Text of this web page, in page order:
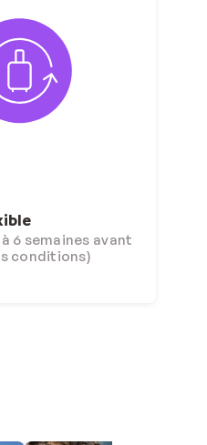
6 semaines avant
conditions)